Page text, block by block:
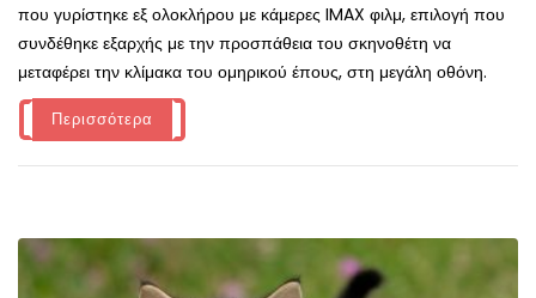
που γυρίστηκε εξ ολοκλήρου με κάμερες IMAX φιλμ, επιλογή που
συνδέθηκε εξαρχής με την προσπάθεια του σκηνοθέτη να
μεταφέρει την κλίμακα του ομηρικού έπους, στη μεγάλη οθόνη.
Περισσότερα